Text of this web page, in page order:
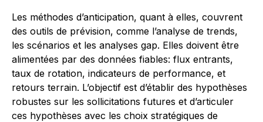
Les méthodes d’anticipation, quant à elles, couvrent
des outils de prévision, comme l’analyse de trends,
les scénarios et les analyses gap. Elles doivent être
alimentées par des données fiables: flux entrants,
taux de rotation, indicateurs de performance, et
retours terrain. L’objectif est d’établir des hypothèses
robustes sur les sollicitations futures et d’articuler
ces hypothèses avec les choix stratégiques de